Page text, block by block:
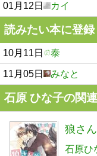
01月12日 カイ
読みたい本に登
10月11日 泰
11月05日 みなと
石原 ひな子の関
狼さ
石原ひ